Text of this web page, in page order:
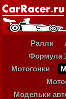
Ралли
Формула
Мотогонки
Модельки